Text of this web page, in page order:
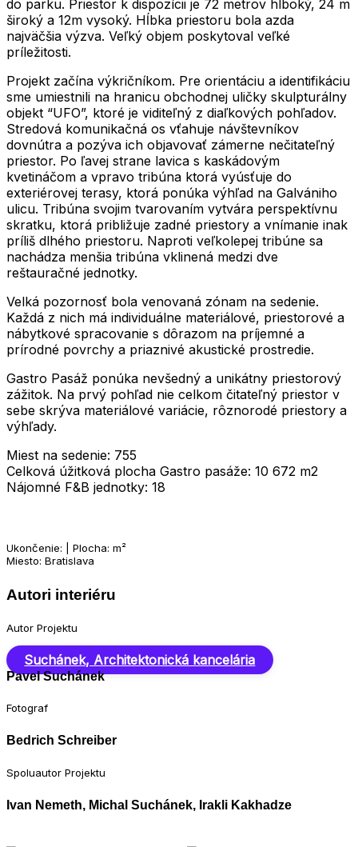
do parku. Priestor k dispozícii je 72 metrov hlboký, 24 m
široký a 12m vysoký. Hĺbka priestoru bola azda
najväčšia výzva. Veľký objem poskytoval veľké
príležitosti.
Projekt začína výkričníkom. Pre orientáciu a identifikáciu
sme umiestnili na hranicu obchodnej uličky skulpturálny
objekt “UFO”, ktoré je viditeľný z diaľkových pohľadov.
Stredová komunikačná os vťahuje návštevníkov
dovnútra a pozýva ich objavovať zámerne nečitateľný
priestor. Po ľavej strane lavica s kaskádovým
kvetináčom a vpravo tribúna ktorá vyúsťuje do
exteriérovej terasy, ktorá ponúka výhľad na Galvániho
ulicu. Tribúna svojim tvarovaním vytvára perspektívnu
skratku, ktorá približuje zadné priestory a vnímanie inak
príliš dlhého priestoru. Naproti veľkolepej tribúne sa
nachádza menšia tribúna vklinená medzi dve
reštauračné jednotky.
Velká pozornosť bola venovaná zónam na sedenie.
Každá z nich má individuálne materiálové, priestorové a
nábytkové spracovanie s dôrazom na príjemné a
prírodné povrchy a priaznivé akustické prostredie.
Gastro Pasáž ponúka nevšedný a unikátny priestorový
zážitok. Na prvý pohľad nie celkom čitateľný priestor v
sebe skrýva materiálové variácie, rôznorodé priestory a
výhľady.
Miest na sedenie: 755
Celková úžitková plocha Gastro pasáže: 10 672 m2
Nájomné F&B jednotky: 18
Ukončenie: | Plocha: m²
Miesto: Bratislava
Autori interiéru
Autor Projektu
Suchánek, Architektonická kancelária
Pavel Suchánek
Fotograf
Bedrich Schreiber
Spoluautor Projektu
Ivan Nemeth, Michal Suchánek, Irakli Kakhadze